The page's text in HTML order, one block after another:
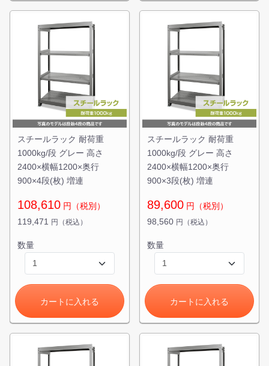
スチールラック 耐荷重
1000kg/段 グレー 高さ
2400×横幅1200×奥行
900×4段(枚) 増連
108,610 円（税別）
119,471
円（税込）
数量
カートに入れる
スチールラック 耐荷重
1000kg/段 グレー 高さ
2400×横幅1200×奥行
900×3段(枚) 増連
89,600 円（税別）
98,560 円（税込）
数量
カートに入れる